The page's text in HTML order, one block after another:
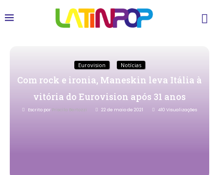
Eurovision Notícias
Com rock e ironia, Maneskin leva Itália à
vitória do Eurovision após 31 anos
Escrito por Priscila Bertozzi 22 de maio de 2021 410 Visualizações